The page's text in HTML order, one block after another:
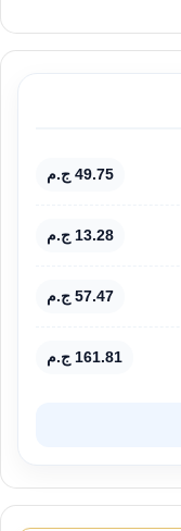
49.75 ج.م
13.28 ج.م
57.47 ج.م
161.81 ج.م